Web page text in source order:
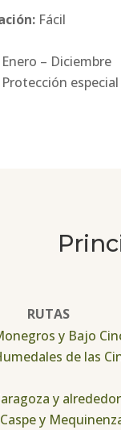
Fácil
– Diciembre
especial
RUTAS
y Bajo
de las
y
y